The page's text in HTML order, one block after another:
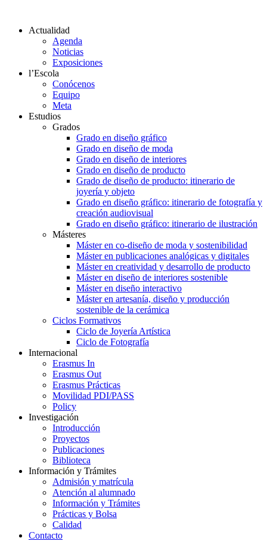
Actualidad
Agenda
Noticias
Exposiciones
l’Escola
Conócenos
Equipo
Meta
Estudios
Grados
Grado en diseño gráfico
Grado en diseño de moda
Grado en diseño de interiores
Grado en diseño de producto
Grado de diseño de producto: itinerario de
joyería y objeto
Grado en diseño gráfico: itinerario de fotografía y
creación audiovisual
Grado en diseño gráfico: itinerario de ilustración
Másteres
Máster en co-diseño de moda y sostenibilidad
Máster en publicaciones analógicas y digitales
Máster en creatividad y desarrollo de producto
Máster en diseño de interiores sostenible
Máster en diseño interactivo
Máster en artesanía, diseño y producción
sostenible de la cerámica
Ciclos Formativos
Ciclo de Joyería Artística
Ciclo de Fotografía
Internacional
Erasmus In
Erasmus Out
Erasmus Prácticas
Movilidad PDI/PASS
Policy
Investigación
Introducción
Proyectos
Publicaciones
Biblioteca
Información y Trámites
Admisión y matrícula
Atención al alumnado
Información y Trámites
Prácticas y Bolsa
Calidad
Contacto